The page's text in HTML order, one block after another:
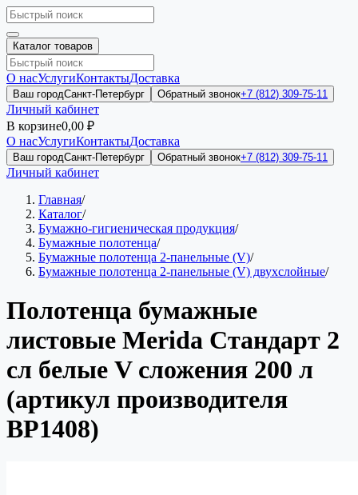
Каталог товаров
О насУслугиКонтактыДоставка
Ваш городСанкт-Петербург Обратный звонок+7 (812) 309-75-11
Личный кабинет
В корзине0,00 ₽
О насУслугиКонтактыДоставка
Ваш городСанкт-Петербург Обратный звонок+7 (812) 309-75-11
Личный кабинет
Главная/
Каталог/
Бумажно-гигиеническая продукция/
Бумажные полотенца/
Бумажные полотенца 2-панельные (V)/
Бумажные полотенца 2-панельные (V) двухслойные/
Полотенца бумажные
листовые Merida Стандарт 2
сл белые V сложения 200 л
(артикул производителя
BP1408)